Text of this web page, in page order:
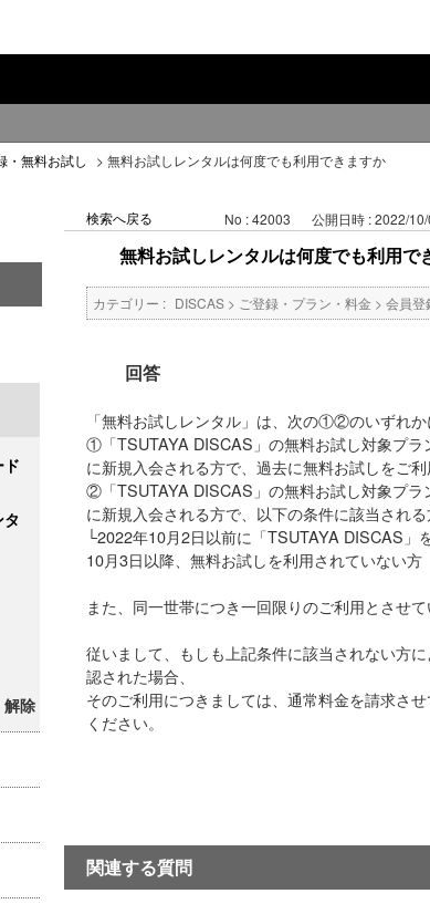
・無料お試し > 無料お試しレンタルは何度でも利用できますか
解除
検索へ戻る No : 42003 公開日時 : 2022/
無料お試しレンタルは何度でも利用で
カテゴリー : DISCAS > ご登録・プラン・料金 > 会員登
回答
「無料お試しレンタル」は、次の①②のいずれか
①「TSUTAYA DISCAS」の無料お試し対象プラ
に新規入会される方で、過去に無料お試しをご
②「TSUTAYA DISCAS」の無料お試し対象プラ
に新規入会される方で、以下の条件に該当され
└2022年10月2日以前に「TSUTAYA DISCAS」
10月3日以降、無料お試しを利用されていない方
また、同一世帯につき一回限りのご利用とさせて
従いまして、もしも上記条件に該当されない方
認された場合、
そのご利用につきましては、通常料金を請求さ
ください。
関連する質問